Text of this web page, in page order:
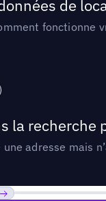
de
la
adresse mais